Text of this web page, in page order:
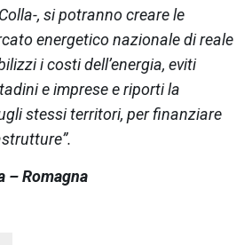
, si potranno creare le
energetico nazionale di reale
i costi dell’energia, eviti
e imprese e riporti la
stessi territori, per finanziare
– Romagna